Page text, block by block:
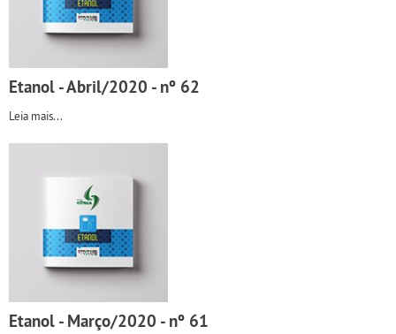
Etanol - Abril/2020 - nº 62
Leia mais...
Etanol - Março/2020 - nº 61